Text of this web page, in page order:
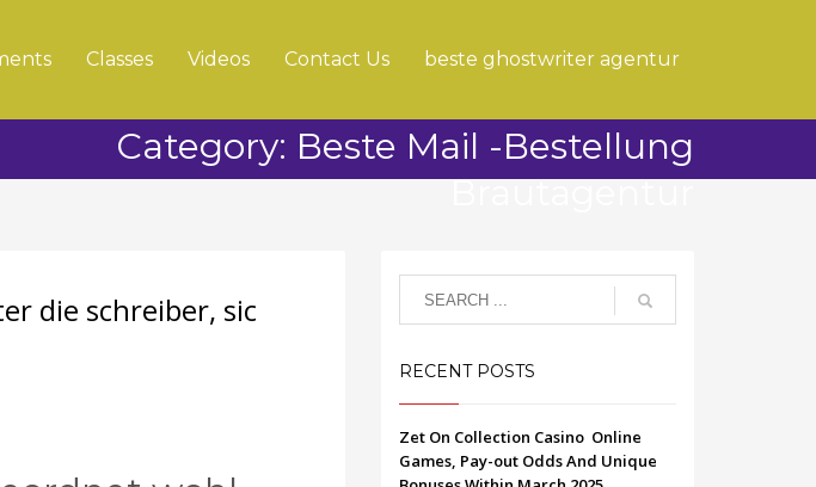
Classes Videos Contact Us beste ghostwriter agentur
Category: Beste Mail -Bestellung
Brautagentur
die schreiber, sic
RECENT POSTS
Zet On Collection Casino ️ Online
Games, Pay-out Odds And Unique